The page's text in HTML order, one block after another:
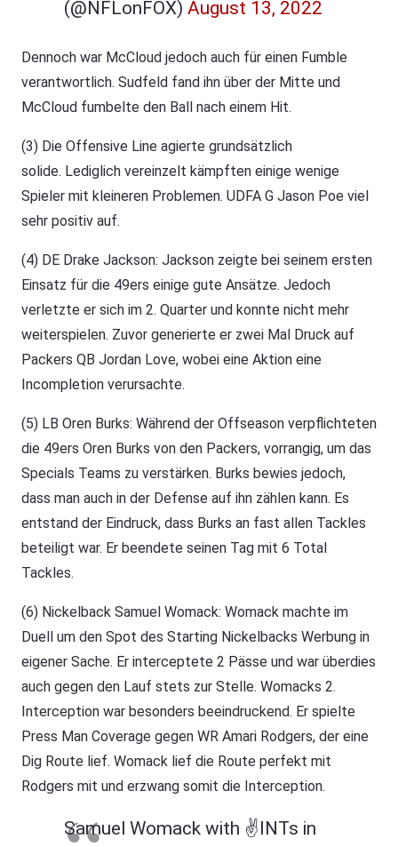
(@NFLonFOX) August 13, 2022
Dennoch war McCloud jedoch auch für einen Fumble
verantwortlich. Sudfeld fand ihn über der Mitte und
McCloud fumbelte den Ball nach einem Hit.
(3) Die Offensive Line agierte grundsätzlich
solide. Lediglich vereinzelt kämpften einige wenige
Spieler mit kleineren Problemen. UDFA G Jason Poe viel
sehr positiv auf.
(4) DE Drake Jackson: Jackson zeigte bei seinem ersten
Einsatz für die 49ers einige gute Ansätze. Jedoch
verletzte er sich im 2. Quarter und konnte nicht mehr
weiterspielen. Zuvor generierte er zwei Mal Druck auf
Packers QB Jordan Love, wobei eine Aktion eine
Incompletion verursachte.
(5) LB Oren Burks: Während der Offseason verpflichteten
die 49ers Oren Burks von den Packers, vorrangig, um das
Specials Teams zu verstärken. Burks bewies jedoch,
dass man auch in der Defense auf ihn zählen kann. Es
entstand der Eindruck, dass Burks an fast allen Tackles
beteiligt war. Er beendete seinen Tag mit 6 Total
Tackles.
(6) Nickelback Samuel Womack: Womack machte im
Duell um den Spot des Starting Nickelbacks Werbung in
eigener Sache. Er interceptete 2 Pässe und war überdies
auch gegen den Lauf stets zur Stelle. Womacks 2.
Interception war besonders beeindruckend. Er spielte
Press Man Coverage gegen WR Amari Rodgers, der eine
Dig Route lief. Womack lief die Route perfekt mit
Rodgers mit und erzwang somit die Interception.
Samuel Womack with ✌️INTs in